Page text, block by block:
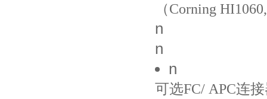
（Corning
n
n
n
可选FC/ APC连